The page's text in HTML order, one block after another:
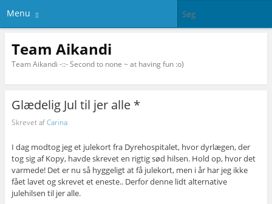
Menu
Team Aikandi
Team Aikandi -::- Second to none ~ at having fun :o)
Glædelig Jul til jer alle *
Skrevet afCarina
I dag modtog jeg et julekort fra Dyrehospitalet, hvor dyrlægen, der
tog sig af Kopy, havde skrevet en rigtig sød hilsen. Hold op, hvor det
varmede! Det er nu så hyggeligt at få julekort, men i år har jeg ikke
fået lavet og skrevet et eneste.. Derfor denne lidt alternative
julehilsen til jer alle.